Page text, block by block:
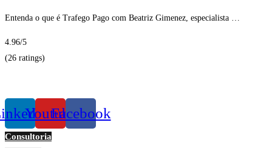
Entenda o que é Trafego Pago com Beatriz Gimenez, especialista …
4.96/5
(26 ratings)
YoutubeFacebook
Consultoria